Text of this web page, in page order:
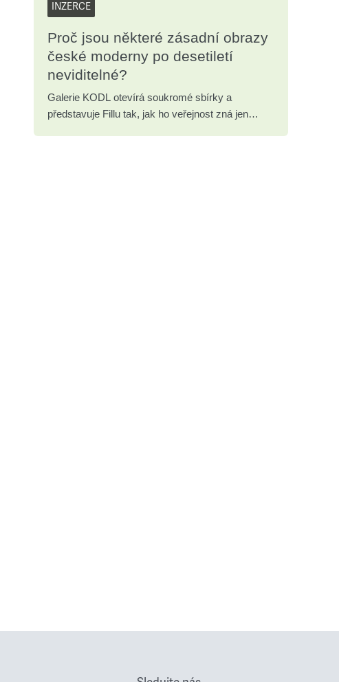
INZERCE
Proč jsou některé zásadní obrazy
české moderny po desetiletí
neviditelné?
Galerie KODL otevírá soukromé sbírky a
představuje Fillu tak, jak ho veřejnost zná jen